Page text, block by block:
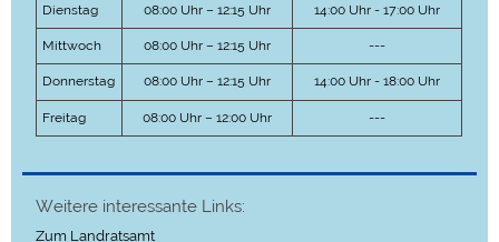
Dienstag 08:00 Uhr – 12:15 Uhr 14:00 Uhr - 17:00 Uhr
Mittwoch 08:00 Uhr – 12:15 Uhr ---
Donnerstag 08:00 Uhr – 12:15 Uhr 14:00 Uhr - 18:00 Uhr
Freitag 08:00 Uhr – 12:00 Uhr ---
Weitere interessante Links:
Zum Landratsamt